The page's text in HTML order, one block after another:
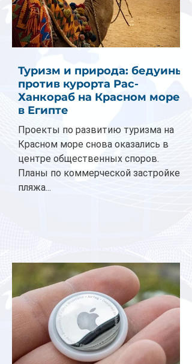
Туризм и природа: бедуины
против курорта Рас-
Ханкораб на Красном море
в Египте
Проекты по развитию туризма на
Красном море снова оказались в
центре общественных споров.
Планы по коммерческой застройке
пляжа...